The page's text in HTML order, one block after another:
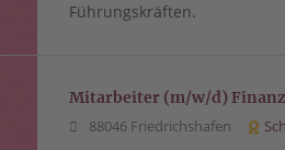
Führungskräften.
Mitarbeiter (m/w/d)
88046 Friedrichshafen